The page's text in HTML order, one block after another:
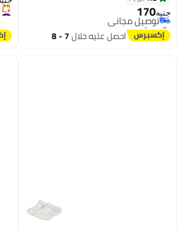
4
جنيه170
توصيل مجاني
بتخلّص بسرعة
توصيل مجانياحصل عليه خلال 7 - 8